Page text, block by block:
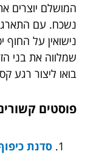
המושלם יוצרים
נשכח. עם
נישואין על החוף
שמלווה את בני
בואו ליצור רגע
פוסטים
סדנת